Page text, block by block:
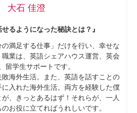
大石 佳澄
せるようになった秘訣とは？』
満足する仕事」だけを行い、幸せな
業は、英語シェアハウス運営、英会
留学生サポートです。
海外生活。また、英語を話すことの
入れた海外生活。両方を経験した僕
、きっとあるはず！それらが、一人
お役に立てればうれしいです。